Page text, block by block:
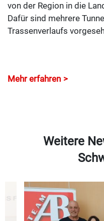
von der Region in die
Dafür sind mehrere
Trassenverlaufs
Mehr erfahren
Weitere